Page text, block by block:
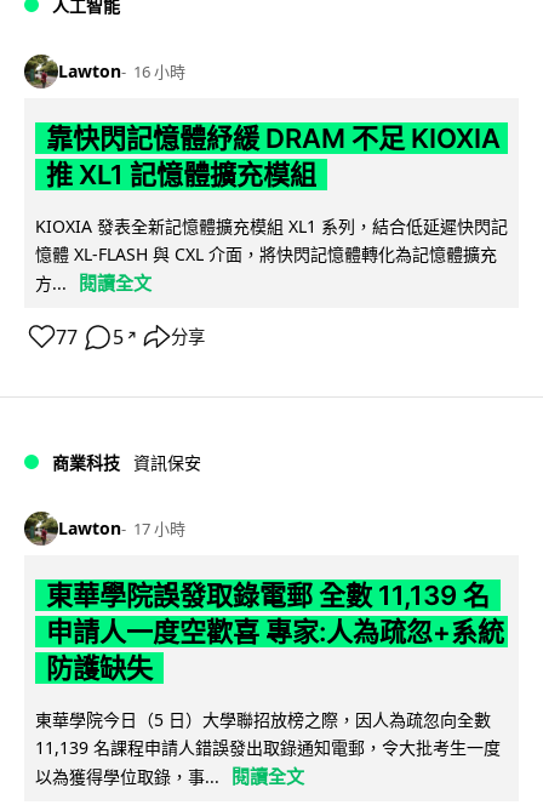
人工智能
Lawton 16 小時
靠快閃記憶體紓緩 DRAM 不足 KIOXIA
推 XL1 記憶體擴充模組
KIOXIA 發表全新記憶體擴充模組 XL1 系列，結合低延遲快閃記
憶體 XL-FLASH 與 CXL 介面，將快閃記憶體轉化為記憶體擴充
方...
閱讀全文
77 5 ↗ 分享
商業科技 資訊保安
Lawton 17 小時
東華學院誤發取錄電郵 全數 11,139 名
申請人一度空歡喜 專家:人為疏忽+系統
防護缺失
東華學院今日（5 日）大學聯招放榜之際，因人為疏忽向全數
11,139 名課程申請人錯誤發出取錄通知電郵，令大批考生一度
以為獲得學位取錄，事...
閱讀全文